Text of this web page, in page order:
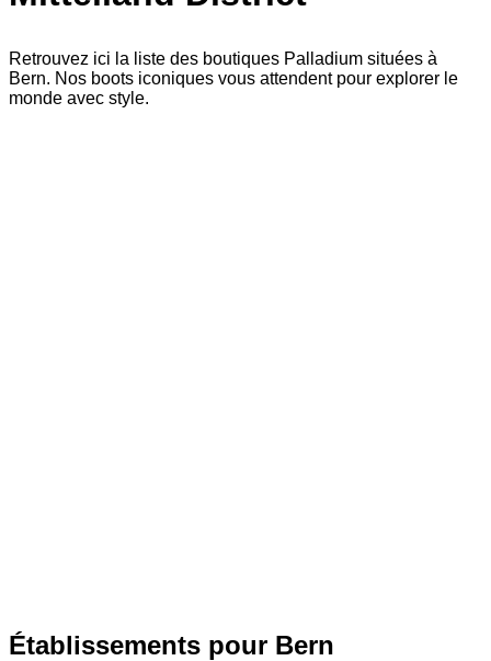
Retrouvez ici la liste des boutiques Palladium situées à
Bern. Nos boots iconiques vous attendent pour explorer le
monde avec style.
Établissements pour Bern